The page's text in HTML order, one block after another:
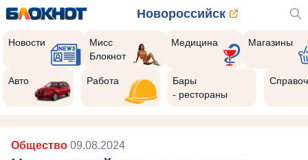
Новороссийск
Новости
Мисс
Блокнот
Медицина Магазины
Авто Работа
Бары
- рестораны
Общество 09.08.2024